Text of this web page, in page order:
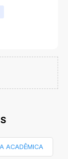
ACADÊMICA